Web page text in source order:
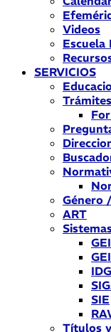
Videos
Escuela
SERVICIOS
Trámites
Género
ART
GEI
SIE
Títulos